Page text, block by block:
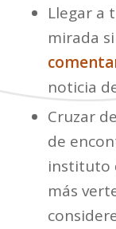
Llegar a
mirada
noticia
Cruzar
de
instituto
más